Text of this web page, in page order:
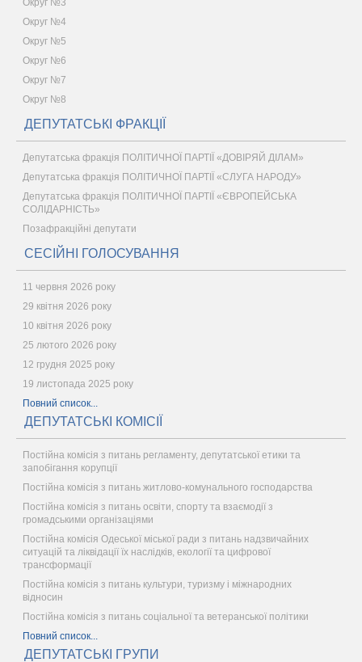
Округ №4
Округ №5
Округ №6
Округ №7
Округ №8
ДЕПУТАТСЬКІ ФРАКЦІЇ
Депутатська фракція ПОЛІТИЧНОЇ ПАРТІЇ «ДОВІРЯЙ ДІЛАМ»
Депутатська фракція ПОЛІТИЧНОЇ ПАРТІЇ «СЛУГА НАРОДУ»
Депутатська фракція ПОЛІТИЧНОЇ ПАРТІЇ «ЄВРОПЕЙСЬКА
СОЛІДАРНІСТЬ»
Позафракційні депутати
СЕСІЙНІ ГОЛОСУВАННЯ
11 червня 2026 року
29 квітня 2026 року
10 квітня 2026 року
25 лютого 2026 року
12 грудня 2025 року
19 листопада 2025 року
Повний список...
ДЕПУТАТСЬКІ КОМІСІЇ
Постійна комісія з питань регламенту, депутатської етики та
запобігання корупції
Постійна комісія з питань житлово-комунального господарства
Постійна комісія з питань освіти, спорту та взаємодії з
громадськими організаціями
Постійна комісія Одеської міської ради з питань надзвичайних
ситуацій та ліквідації їх наслідків, екології та цифрової
трансформації
Постійна комісія з питань культури, туризму і міжнародних
відносин
Постійна комісія з питань соціальної та ветеранської політики
Повний список...
ДЕПУТАТСЬКІ ГРУПИ